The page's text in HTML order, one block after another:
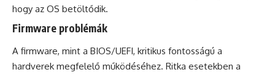
hogy az OS betöltődik.
Firmware problémák
A firmware, mint a BIOS/UEFI, kritikus fontosságú a
hardverek megfelelő működéséhez. Ritka esetekben a